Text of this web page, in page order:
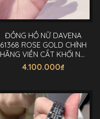
ĐỒNG HỒ NỮ DAVENA
61368 ROSE GOLD CHÍNH
HÃNG VIỀN CẮT KHỐI NỔI
BẬT 32MM
4.100.000₫